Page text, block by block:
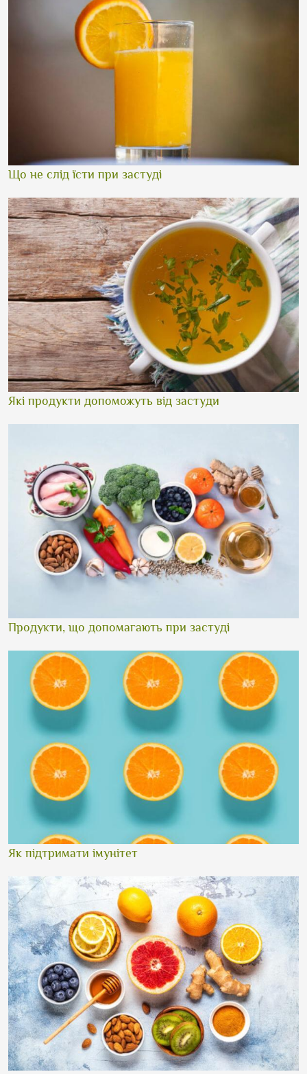
Що не слід їсти при застуді
Які продукти допоможуть від застуди
Продукти, що допомагають при застуді
Як підтримати імунітет